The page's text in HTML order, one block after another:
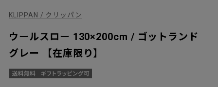
KLIPPAN / クリッパン
ウールスロー 130×200cm / ゴットランド
グレー 【在庫限り】